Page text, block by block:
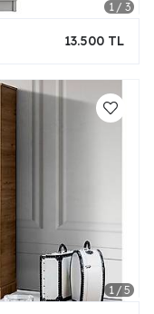
13.500 TL